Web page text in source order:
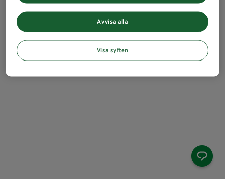
Avvisa alla
Visa syften